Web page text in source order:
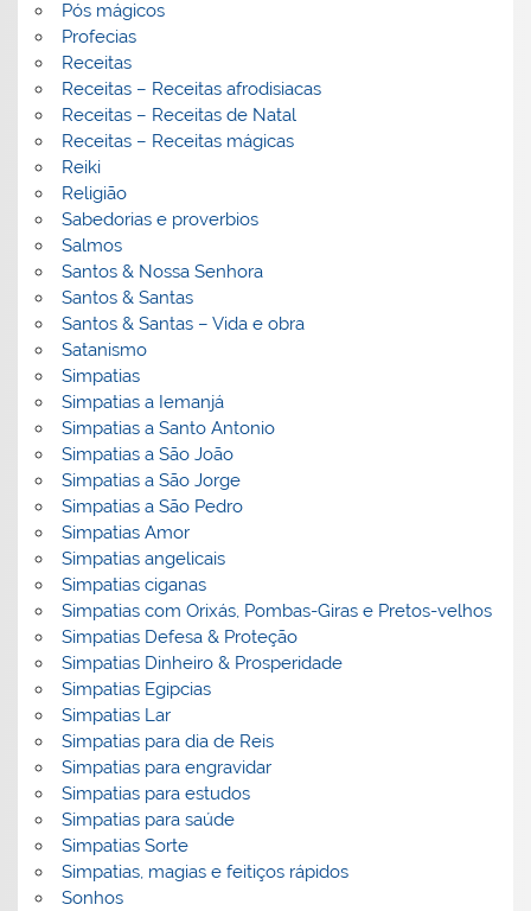
Pós mágicos
Profecias
Receitas
Receitas – Receitas afrodisiacas
Receitas – Receitas de Natal
Receitas – Receitas mágicas
Reiki
Religião
Sabedorias e proverbios
Salmos
Santos & Nossa Senhora
Santos & Santas
Santos & Santas – Vida e obra
Satanismo
Simpatias
Simpatias a Iemanjá
Simpatias a Santo Antonio
Simpatias a São João
Simpatias a São Jorge
Simpatias a São Pedro
Simpatias Amor
Simpatias angelicais
Simpatias ciganas
Simpatias com Orixás, Pombas-Giras e Pretos-velhos
Simpatias Defesa & Proteção
Simpatias Dinheiro & Prosperidade
Simpatias Egipcias
Simpatias Lar
Simpatias para dia de Reis
Simpatias para engravidar
Simpatias para estudos
Simpatias para saúde
Simpatias Sorte
Simpatias, magias e feitiços rápidos
Sonhos